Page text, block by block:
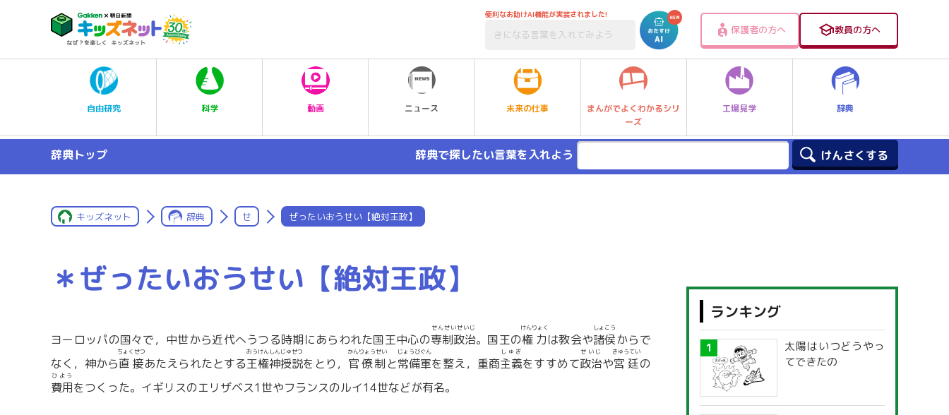
便利なお助けAI機能が実装されました!
保護者の方へ 教員の方へ
自由研究 科学 動画 ニュース 未来の仕事
まんがでよくわかるシリ
ーズ
工場見学 辞典
辞典トップ 辞典で探したい言葉を入れよう
キッズネット 辞典 せ ぜったいおうせい【絶対王政】
＊ぜったいおうせい【絶対王政】
ヨーロッパの国々で，中世から近代へうつる時期にあらわれた国王中心の専制政治
せんせいせいじ
。国王の権力
けんりょく
は教会や諸侯
しょこう
からで
なく，神から直接
ちょくせつ
あたえられたとする王権神授説
おうけんしんじゅせつ
をとり， 官僚制
かんりょうせい
と常備軍
じょうびぐん
を整え，重商主義
しゅぎ
をすすめて政治
せいじ
や宮廷
きゅうてい
の
費用
ひよう
をつくった。イギリスのエリザベス1世やフランスのルイ14世などが有名。
ランキング
太陽はいつどうやっ
てできたの